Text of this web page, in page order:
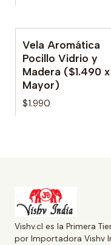
No disponible
Vela Aromática
Pocillo Vidrio y
Madera ($1.490 x
Mayor)
$1.990
Vishv.cl es la Primera
por Importadora Vishv